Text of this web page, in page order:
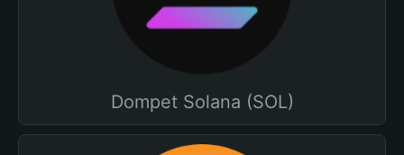
Dompet Solana (SOL)